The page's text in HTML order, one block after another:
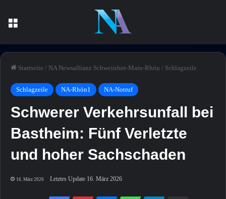
Startseite / NA Newsallianz Schweinfurt-Main-Rhön / Schlagzeile
Schlagzeile NA-Rhön1 NA-Notruf
Schwerer Verkehrsunfall bei
Bastheim: Fünf Verletzte
und hoher Sachschaden
16. März 2026 Letztes Update 16. März 2026